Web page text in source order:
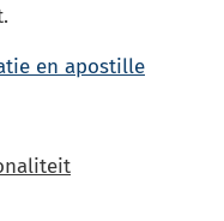
en apostille